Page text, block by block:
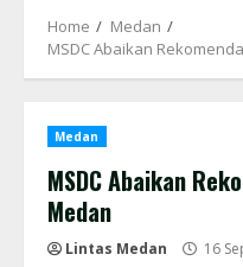
Home
Medan
MSDC Abaikan
Medan
MSDC Abaikan
Medan
Lintas Medan 16